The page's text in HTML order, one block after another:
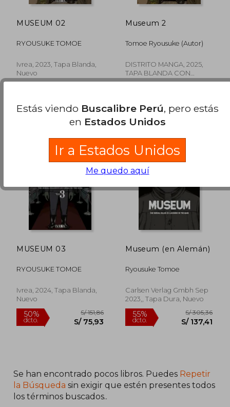
MUSEUM 02
RYOUSUKE TOMOE
Ivrea, 2023, Tapa Blanda,
Nuevo
50%
dcto. S/ 75,93
Museum 2
Tomoe Ryousuke (Autor)
DISTRITO MANGA, 2025,
TAPA BLANDA CON
SOBRECUBIERTA, Nuevo
dcto.
MUSEUM 03
RYOUSUKE TOMOE
Ivrea, 2024, Tapa Blanda,
Nuevo
Museum (en Alemán)
Ryousuke Tomoe
Carlsen Verlag Gmbh Sep
2023,, Tapa Dura, Nuevo
Se han encontrado pocos libros. Puedes Repetir
la Búsqueda sin exigir que estén presentes todos
los términos buscados..
Estás viendo Buscalibre Perú, pero estás
en Estados Unidos
Ir a Estados Unidos
Me quedo aquí